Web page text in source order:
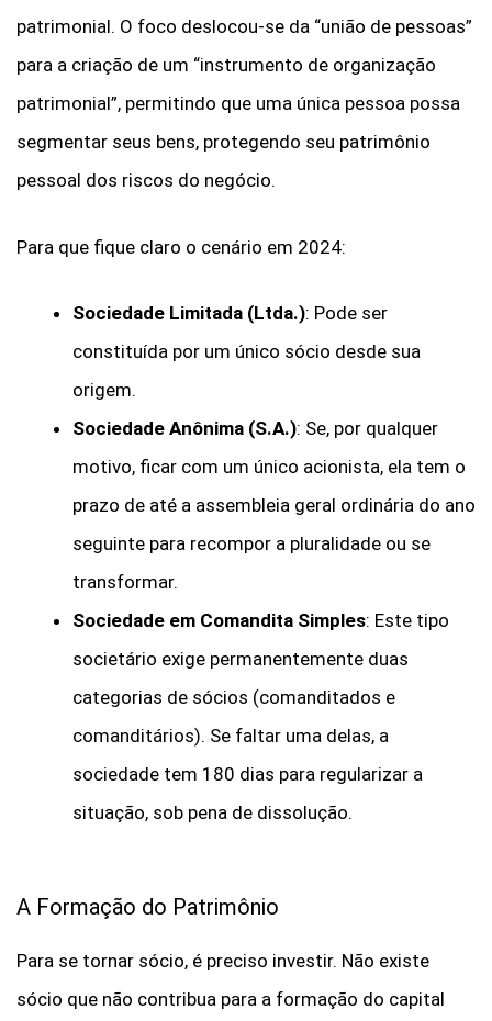
patrimonial. O foco deslocou-se da “união de pessoas”
para a criação de um “instrumento de organização
patrimonial”, permitindo que uma única pessoa possa
segmentar seus bens, protegendo seu patrimônio
pessoal dos riscos do negócio.
Para que fique claro o cenário em 2024:
Sociedade Limitada (Ltda.): Pode ser
constituída por um único sócio desde sua
origem.
Sociedade Anônima (S.A.): Se, por qualquer
motivo, ficar com um único acionista, ela tem o
prazo de até a assembleia geral ordinária do ano
seguinte para recompor a pluralidade ou se
transformar.
Sociedade em Comandita Simples: Este tipo
societário exige permanentemente duas
categorias de sócios (comanditados e
comanditários). Se faltar uma delas, a
sociedade tem 180 dias para regularizar a
situação, sob pena de dissolução.
A Formação do Patrimônio
Para se tornar sócio, é preciso investir. Não existe
sócio que não contribua para a formação do capital